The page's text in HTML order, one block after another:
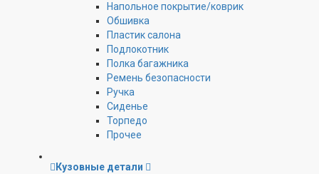
Напольное покрытие/коврик
Обшивка
Пластик салона
Подлокотник
Полка багажника
Ремень безопасности
Ручка
Сиденье
Торпедо
Прочее
Кузовные детали